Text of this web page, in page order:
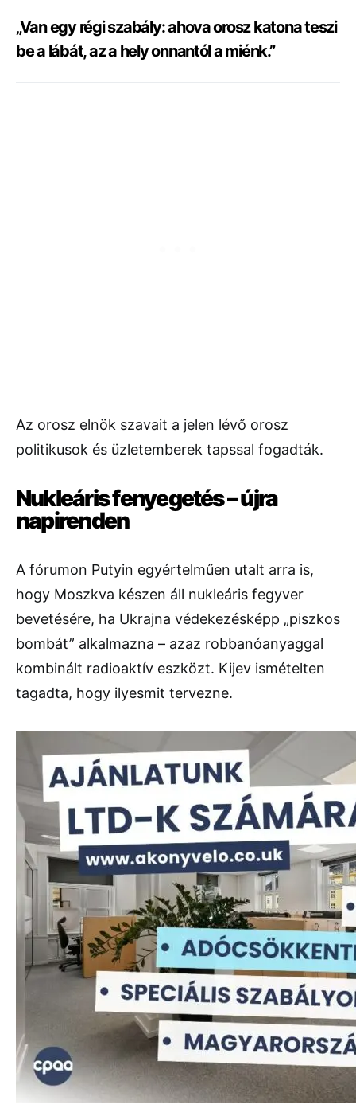
„Van egy régi szabály: ahova orosz katona teszi
be a lábát, az a hely onnantól a miénk.”
Az orosz elnök szavait a jelen lévő orosz
politikusok és üzletemberek tapssal fogadták.
Nukleáris fenyegetés – újra
napirenden
A fórumon Putyin egyértelműen utalt arra is,
hogy Moszkva készen áll nukleáris fegyver
bevetésére, ha Ukrajna védekezésképp „piszkos
bombát” alkalmazna – azaz robbanóanyaggal
kombinált radioaktív eszközt. Kijev ismételten
tagadta, hogy ilyesmit tervezne.